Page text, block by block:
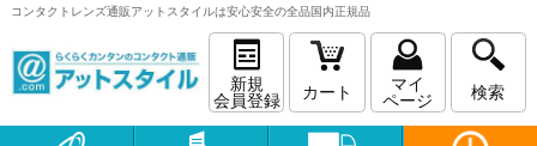
コンタクトレンズ通販アットスタイルは安心安全の全品国内正規品
新規
会員登録
カート
マイ
ページ
検索